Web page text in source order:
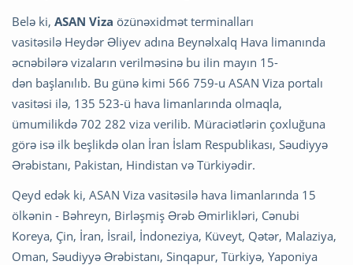
Belə ki, ASAN Viza özünəxidmət terminalları
vasitəsilə Heydər Əliyev adına Beynəlxalq Hava limanında
əcnəbilərə vizaların verilməsinə bu ilin mayın 15-
dən başlanılıb. Bu günə kimi 566 759-u ASAN Viza portalı
vasitəsi ilə, 135 523-ü hava limanlarında olmaqla,
ümumilikdə 702 282 viza verilib. Müraciətlərin çoxluğuna
görə isə ilk beşlikdə olan İran İslam Respublikası, Səudiyyə
Ərəbistanı, Pakistan, Hindistan və Türkiyədir.
Qeyd edək ki, ASAN Viza vasitəsilə hava limanlarında 15
ölkənin - Bəhreyn, Birləşmiş Ərəb Əmirlikləri, Cənubi
Koreya, Çin, İran, İsrail, İndoneziya, Küveyt, Qətər, Malaziya,
Oman, Səudiyyə Ərəbistanı, Sinqapur, Türkiyə, Yaponiya